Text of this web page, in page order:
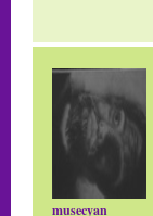
musecyan